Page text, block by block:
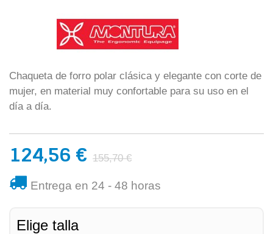
Chaqueta de forro polar clásica y elegante con corte de
mujer, en material muy confortable para su uso en el
día a día.
124,56 € 155,70 €
Entrega en 24 - 48 horas
Elige talla